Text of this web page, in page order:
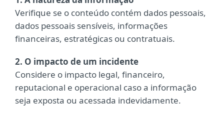
Verifique se o conteúdo contém dados pessoais,
dados pessoais sensíveis, informações
financeiras, estratégicas ou contratuais.
2. O impacto de um incidente
Considere o impacto legal, financeiro,
reputacional e operacional caso a informação
seja exposta ou acessada indevidamente.